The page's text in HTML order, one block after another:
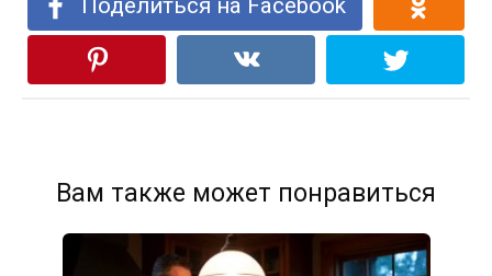
Вам также может понравиться